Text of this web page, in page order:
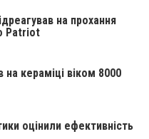
на прохання
Patriot
на кераміці віком 8000
оцінили ефективність